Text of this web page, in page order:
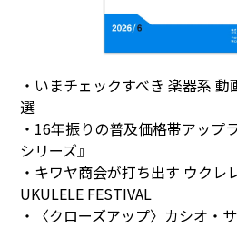
・いまチェックすべき 楽器系
選
・16年振りの普及価格帯アップ
シリーズ』
・キワヤ商会が打ち出す ウクレ
UKULELE FESTIVAL
・〈クローズアップ〉カシオ・